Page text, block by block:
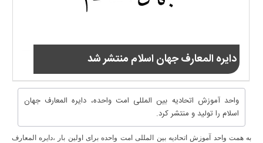
دایره المعارف جهان اسلام منتشر شد
واحد آموزش اتحادیه بین المللی امت واحده، دایره المعارف جهان
اسلام را تولید و منتشر کرد.
به همت واحد آموزش اتحادیه بین المللی امت واحده برای اولین بار ،دایره المعارف